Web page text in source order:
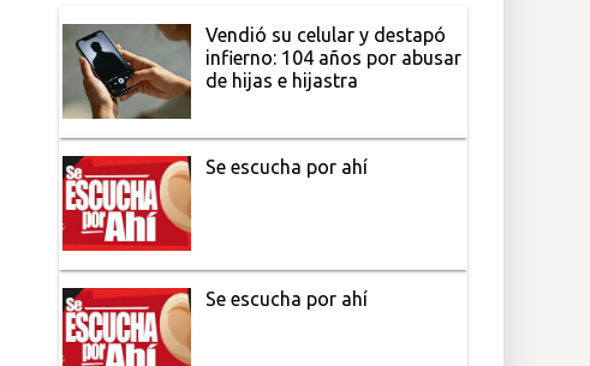
Vendió su celular y destapó
infierno: 104 años por abusar
de hijas e hijastra
Se escucha por ahí
Se escucha por ahí